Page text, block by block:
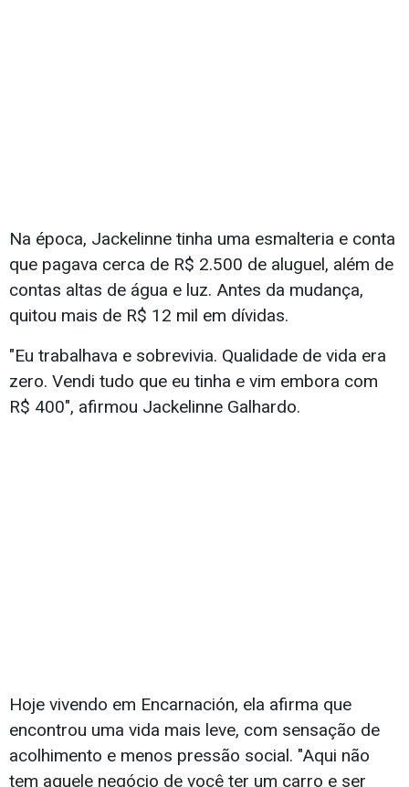
Na época, Jackelinne tinha uma esmalteria e conta
que pagava cerca de R$ 2.500 de aluguel, além de
contas altas de água e luz. Antes da mudança,
quitou mais de R$ 12 mil em dívidas.
"Eu trabalhava e sobrevivia. Qualidade de vida era
zero. Vendi tudo que eu tinha e vim embora com
R$ 400", afirmou Jackelinne Galhardo.
Hoje vivendo em Encarnación, ela afirma que
encontrou uma vida mais leve, com sensação de
acolhimento e menos pressão social. "Aqui não
tem aquele negócio de você ter um carro e ser